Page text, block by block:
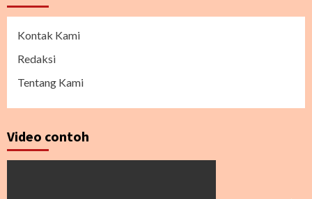
Kontak Kami
Redaksi
Tentang Kami
Video contoh